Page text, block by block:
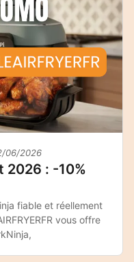
06/2026
2026 : -10%
fiable et réellement
vous offre